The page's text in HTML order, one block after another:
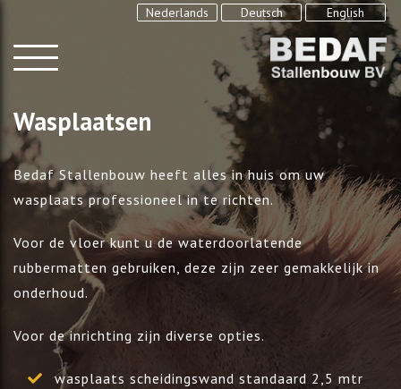
Nederlands Deutsch English
Wasplaatsen
Bedaf Stallenbouw heeft alles in huis om uw
wasplaats professioneel in te richten.
Voor de vloer kunt u de waterdoorlatende
rubbermatten gebruiken, deze zijn zeer gemakkelijk in
onderhoud.
Voor de inrichting zijn diverse opties.
wasplaats scheidingswand standaard 2,5 mtr